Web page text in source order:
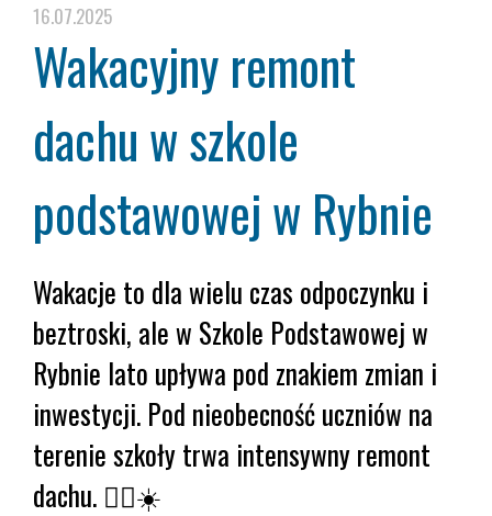
16.07.2025
Wakacyjny remont
dachu w szkole
podstawowej w Rybnie
Wakacje to dla wielu czas odpoczynku i
beztroski, ale w Szkole Podstawowej w
Rybnie lato upływa pod znakiem zmian i
inwestycji. Pod nieobecność uczniów na
terenie szkoły trwa intensywny remont
dachu. 👷‍♂️☀️